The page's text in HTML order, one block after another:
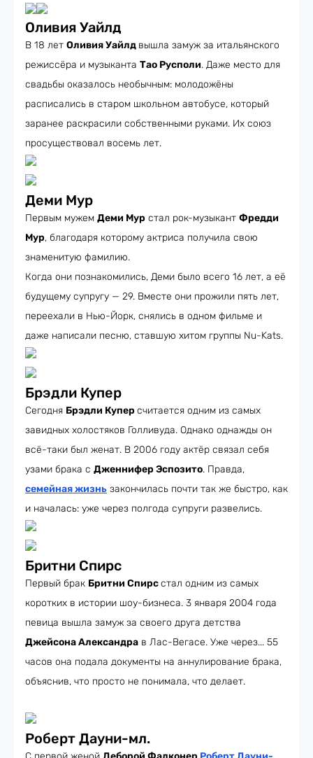
Оливия Уайлд
В 18 лет Оливия Уайлд вышла замуж за итальянского
режиссёра и музыканта Тао Русполи. Даже место для
свадьбы оказалось необычным: молодожёны
расписались в старом школьном автобусе, который
заранее раскрасили собственными руками. Их союз
просуществовал восемь лет.
Деми Мур
Первым мужем Деми Мур стал рок-музыкант Фредди
Мур, благодаря которому актриса получила свою
знаменитую фамилию.
Когда они познакомились, Деми было всего 16 лет, а её
будущему супругу — 29. Вместе они прожили пять лет,
переехали в Нью-Йорк, снялись в одном фильме и
даже написали песню, ставшую хитом группы Nu-Kats.
Брэдли Купер
Сегодня Брэдли Куперсчитается одним из самых
завидных холостяков Голливуда. Однако однажды он
всё-таки был женат. В 2006 году актёр связал себя
узами брака с Дженнифер Эспозито. Правда,
семейная жизнь закончилась почти так же быстро, как
и началась: уже через полгода супруги развелись.
Бритни Спирс
Первый брак Бритни Спирсстал одним из самых
коротких в истории шоу-бизнеса. 3 января 2004 года
певица вышла замуж за своего друга детства
Джейсона Александра в Лас-Вегасе. Уже через... 55
часов она подала документы на аннулирование брака,
объяснив, что просто не понимала, что делает.
Роберт Дауни-мл.